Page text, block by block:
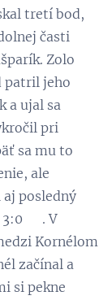
tretí bod,
časti
Zolo
patril jeho
a ujal sa
pri
sa mu to
ale
aj posledný
💪. V
Kornélom
začínal a
si pekne